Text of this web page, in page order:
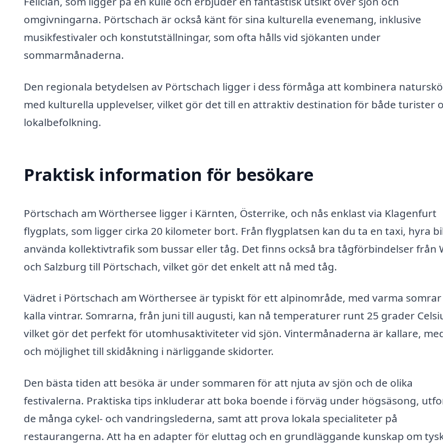
omgivningarna. Pörtschach är också känt för sina kulturella evenemang, inklusive
musikfestivaler och konstutställningar, som ofta hålls vid sjökanten under
sommarmånaderna.
Den regionala betydelsen av Pörtschach ligger i dess förmåga att kombinera
med kulturella upplevelser, vilket gör det till en attraktiv destination för både turister
lokalbefolkning.
Praktisk information för besökare
Pörtschach am Wörthersee ligger i Kärnten, Österrike, och nås enklast via Klagenfurt
flygplats, som ligger cirka 20 kilometer bort. Från flygplatsen kan du ta en taxi, hyra
använda kollektivtrafik som bussar eller tåg. Det finns också bra tågförbindelser från
och Salzburg till Pörtschach, vilket gör det enkelt att nå med tåg.
Vädret i Pörtschach am Wörthersee är typiskt för ett alpinområde, med varma
kalla vintrar. Somrarna, från juni till augusti, kan nå temperaturer runt 25 grader
vilket gör det perfekt för utomhusaktiviteter vid sjön. Vintermånaderna är kallare,
och möjlighet till skidåkning i närliggande skidorter.
Den bästa tiden att besöka är under sommaren för att njuta av sjön och de olika
festivalerna. Praktiska tips inkluderar att boka boende i förväg under högsäsong,
de många cykel- och vandringslederna, samt att prova lokala specialiteter på
restaurangerna. Att ha en adapter för eluttag och en grundläggande kunskap om